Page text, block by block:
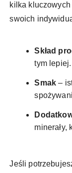
kilka
swoich
Skład
tym lepiej.
Smak –
minerały,
Jeśli